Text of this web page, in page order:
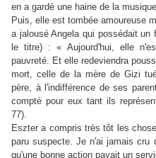
en a gardé une haine de la
Puis, elle est tombée amoureuse
a jalousé Angela qui possédait un
le titre) : « Aujourd'hui, elle
pauvreté. Et elle redeviendra
mort, celle de la mère de Gizi
père, à l'indifférence de ses
compté pour eux tant ils
77).
Eszter a compris très tôt les
paru suspecte. Je n'ai jamais cru
qu'une bonne action payait un